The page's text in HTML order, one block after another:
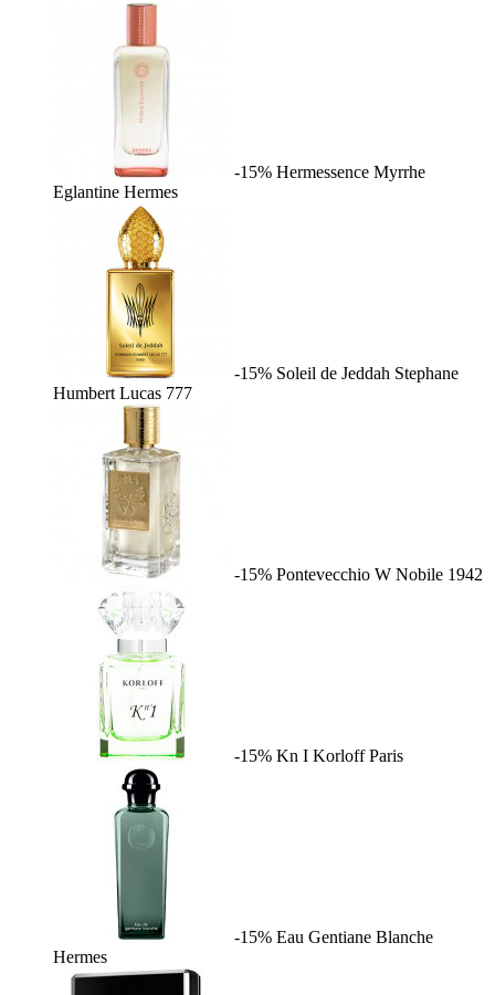
-15% Hermessence Myrrhe
Eglantine Hermes
-15% Soleil de Jeddah Stephane
Humbert Lucas 777
-15% Pontevecchio W Nobile 1942
-15% Kn I Korloff Paris
-15% Eau Gentiane Blanche
Hermes